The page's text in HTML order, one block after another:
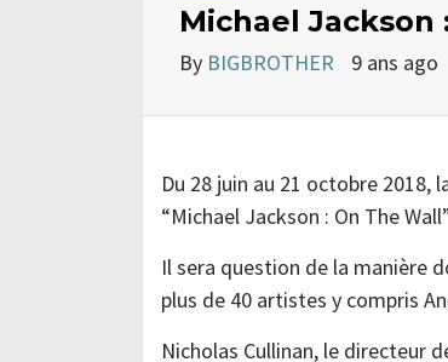
Michael Jackson
By BIGBROTHER 9 ans ago
Du 28 juin au 21 octobre 2018,
“Michael Jackson : On The
Il sera question de la manière
plus de 40 artistes y compris
Nicholas Cullinan, le directeur